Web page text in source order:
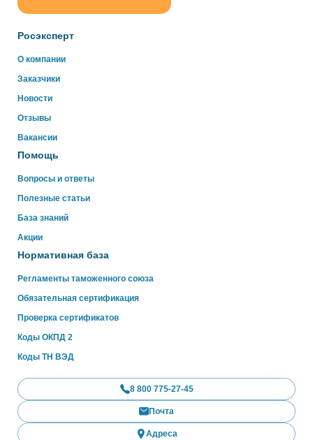
Росэксперт
О компании
Заказчики
Новости
Отзывы
Вакансии
Помощь
Вопросы и ответы
Полезные статьи
База знаний
Акции
Нормативная база
Регламенты таможенного союза
Обязательная сертификация
Проверка сертификатов
Коды ОКПД 2
Коды ТН ВЭД
8 800 775-27-45
Почта
Адреса
online
Здравствуйте!
Свяжитесь с нами через WhatsApp нажав на кнопку